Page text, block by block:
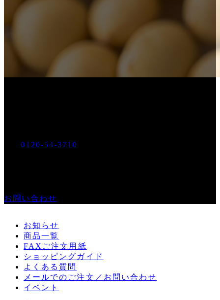
0120-54-3710
お問い合わせ
お知らせ
商品一覧
FAXご注文用紙
ショッピングガイド
よくある質問
メールでのご注文／お問い合わせ
イベント